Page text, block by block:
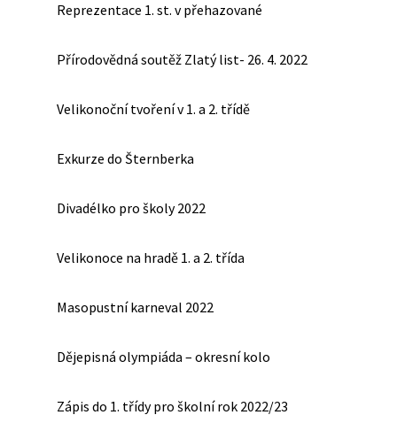
Reprezentace 1. st. v přehazované
Přírodovědná soutěž Zlatý list- 26. 4. 2022
Velikonoční tvoření v 1. a 2. třídě
Exkurze do Šternberka
Divadélko pro školy 2022
Velikonoce na hradě 1. a 2. třída
Masopustní karneval 2022
Dějepisná olympiáda – okresní kolo
Zápis do 1. třídy pro školní rok 2022/23